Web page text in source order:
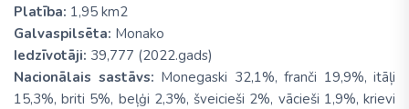
Platība: 1,95 km2
Galvaspilsēta: Monako
Iedzīvotāji: 39,777 (2022.gads)
Nacionālais sastāvs: Monegaski 32,1%, franči 19,9%, itāļi
15,3%, briti 5%, beļģi 2,3%, šveicieši 2%, vācieši 1,9%, krievi